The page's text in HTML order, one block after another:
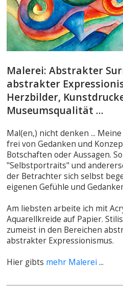
Malerei: Abstrakter
abstrakter
Herzbilder,
Museumsqualität ...
Mal(en,) nicht denken ...
frei von Gedanken und
Botschaften oder Aussagen.
"Selbstportraits" und
der Betrachter sich selbst
eigenen Gefühle und
Am liebsten arbeite ich mit
Aquarellkreide auf Papier.
zumeist in den Bereichen
abstrakter Expressionismus.
Hier gibts mehr Malerei ...